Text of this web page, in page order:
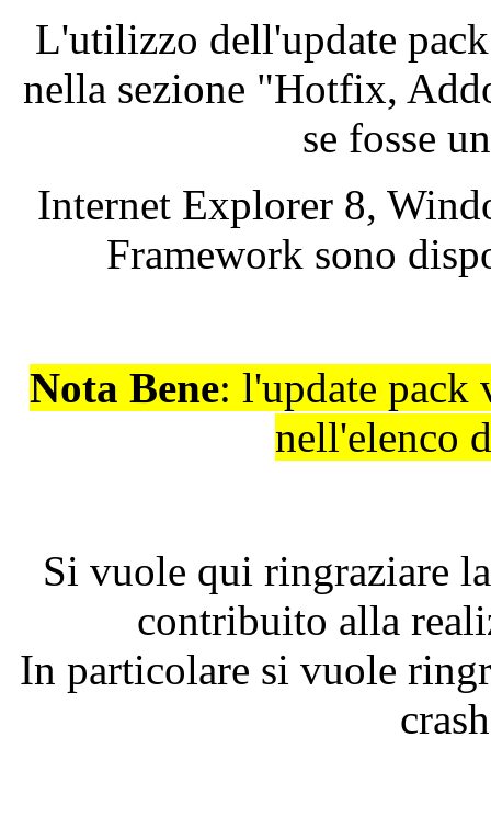
L'utilizzo dell'update
nella sezione "Hotfix,
se fosse
Internet Explorer 8,
Framework sono
Nota Bene: l'update pack
nell'elenco
Si vuole qui ringraziare
contribuito alla
In particolare si vuole